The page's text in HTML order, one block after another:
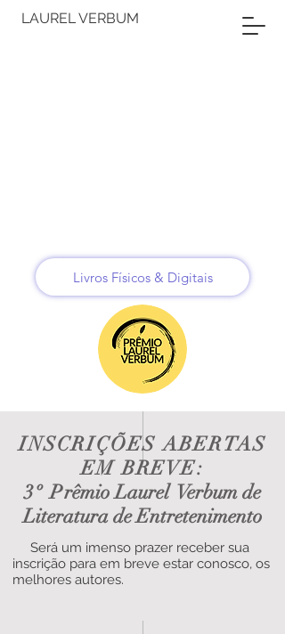
LAUREL VERBUM
Livros Físicos & Digitais
INSCRIÇÕES ABERTAS
EM BREVE:
3º Prêmio Laurel Verbum de
Literatura de Entretenimento
Será um imenso prazer receber sua
inscrição para em breve estar conosco, os
melhores autores.